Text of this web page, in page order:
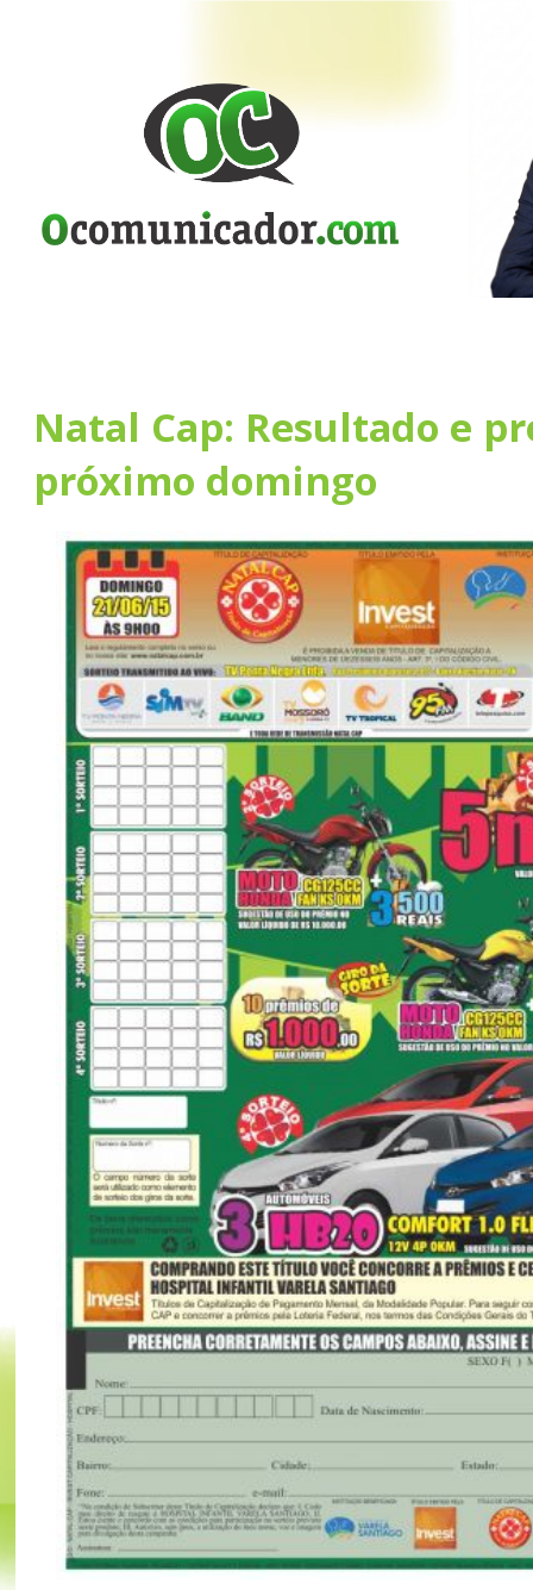
Natal Cap: Resultado e
próximo domingo